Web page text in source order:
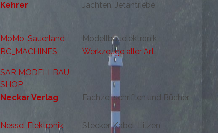
Kehrer Jachten, Jetantriebe
MoMo-Sauerland
Modellbauelektronik
RC_MACHINES
Werkzeuge aller Art.
SAR MODELLBAU
SHOP
Neckar Verlag
Fachzeitschriften und Bücher
Nessel Elektronik
Stecker, Kabel, Litzen